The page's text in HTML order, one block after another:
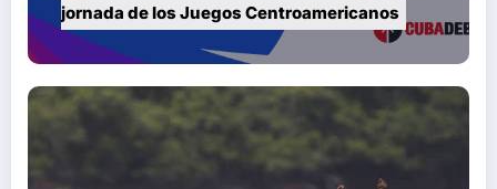
jornada de los Juegos Centroamericanos